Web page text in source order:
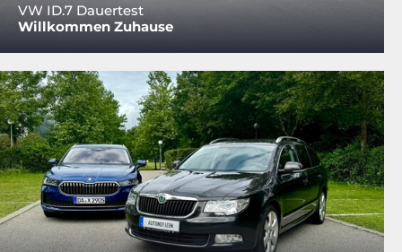
VW ID.7 Dauertest
Willkommen Zuhause